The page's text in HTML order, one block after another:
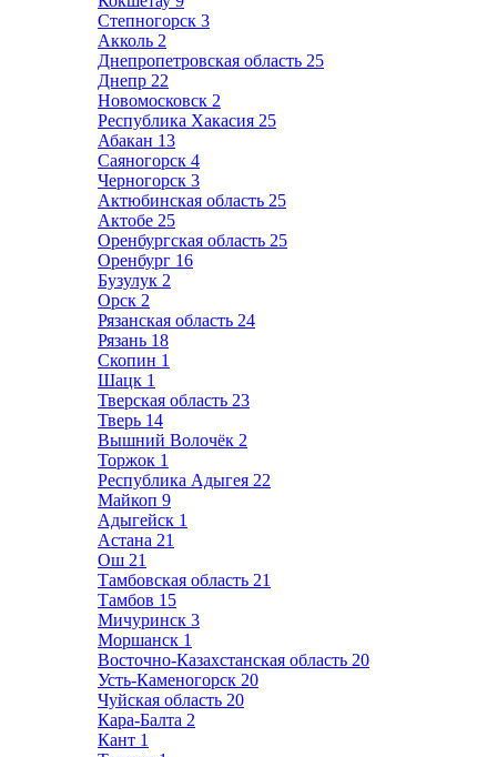
Степногорск 3
Акколь 2
Днепропетровская область 25
Днепр 22
Новомосковск 2
Республика Хакасия 25
Абакан 13
Саяногорск 4
Черногорск 3
Актюбинская область 25
Актобе 25
Оренбургская область 25
Оренбург 16
Бузулук 2
Орск 2
Рязанская область 24
Рязань 18
Скопин 1
Шацк 1
Тверская область 23
Тверь 14
Вышний Волочёк 2
Торжок 1
Республика Адыгея 22
Майкоп 9
Адыгейск 1
Астана 21
Ош 21
Тамбовская область 21
Тамбов 15
Мичуринск 3
Моршанск 1
Восточно-Казахстанская область 20
Усть-Каменогорск 20
Чуйская область 20
Кара-Балта 2
Кант 1